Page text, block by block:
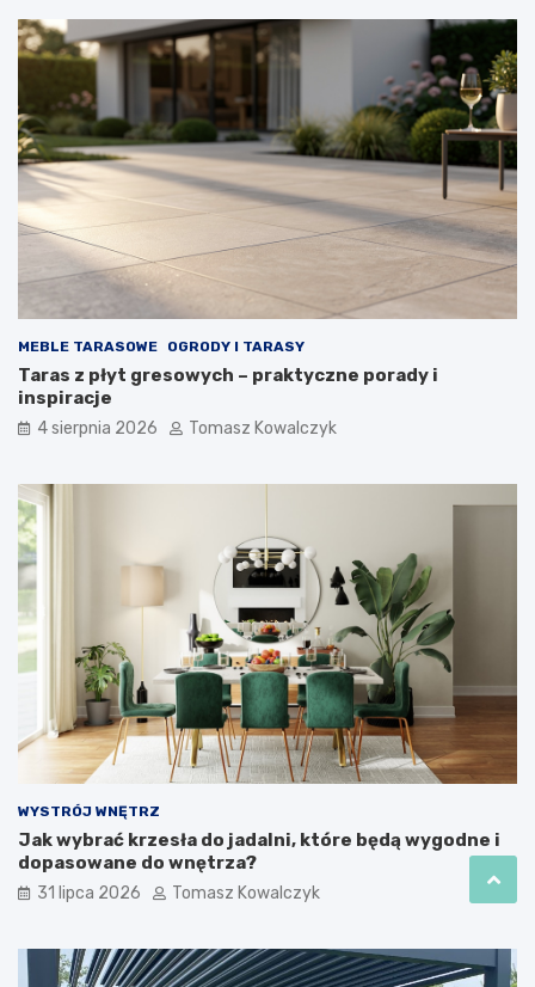
MEBLE TARASOWE OGRODY I TARASY
Taras z płyt gresowych – praktyczne porady i
inspiracje
4 sierpnia 2026 Tomasz Kowalczyk
WYSTRÓJ WNĘTRZ
Jak wybrać krzesła do jadalni, które będą wygodne i
dopasowane do wnętrza?
31 lipca 2026 Tomasz Kowalczyk